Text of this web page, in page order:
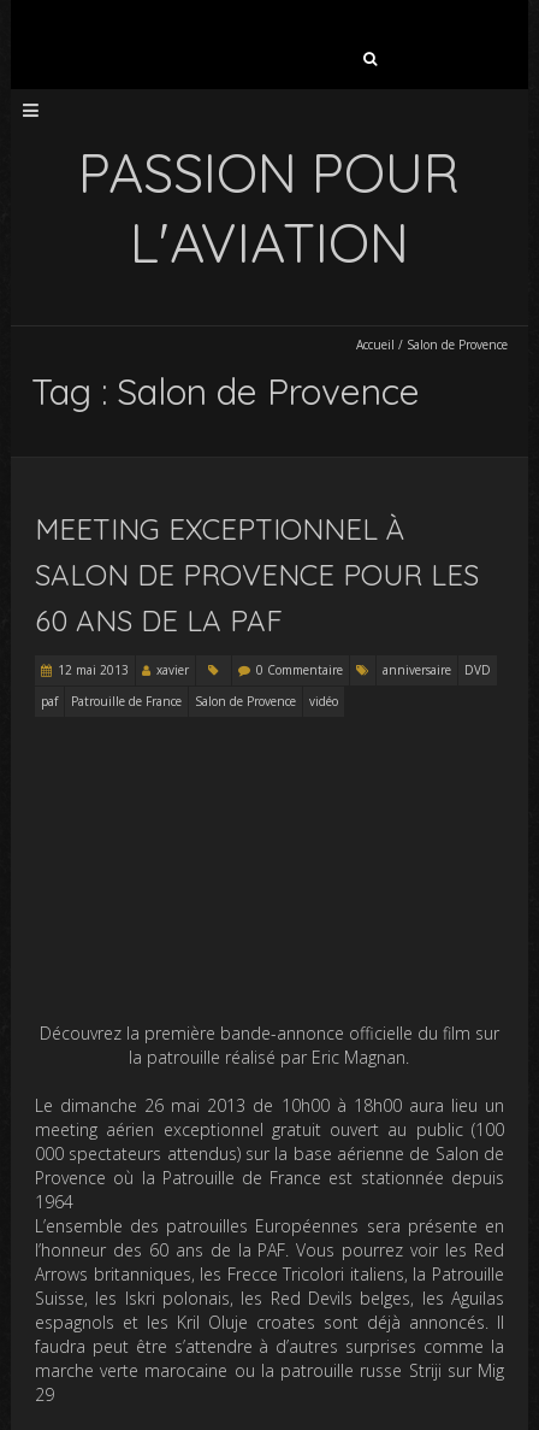
PASSION POUR
L'AVIATION
Accueil / Salon de Provence
Tag : Salon de Provence
MEETING EXCEPTIONNEL À
SALON DE PROVENCE POUR LES
60 ANS DE LA PAF
12 mai 2013 xavier 0 Commentaire anniversaire
DVD
paf
Patrouille de France Salon de Provence vidéo
Découvrez la première bande-annonce officielle du film sur
la patrouille réalisé par Eric Magnan.
Le dimanche 26 mai 2013 de 10h00 à 18h00 aura lieu un
meeting aérien exceptionnel gratuit ouvert au public (100
000 spectateurs attendus) sur la base aérienne de Salon de
Provence où la Patrouille de France est stationnée depuis
1964
L’ensemble des patrouilles Européennes sera présente en
l’honneur des 60 ans de la PAF. Vous pourrez voir les Red
Arrows britanniques, les Frecce Tricolori italiens, la Patrouille
Suisse, les Iskri polonais, les Red Devils belges, les Aguilas
espagnols et les Kril Oluje croates sont déjà annoncés. Il
faudra peut être s’attendre à d’autres surprises comme la
marche verte marocaine ou la patrouille russe Striji sur Mig
29